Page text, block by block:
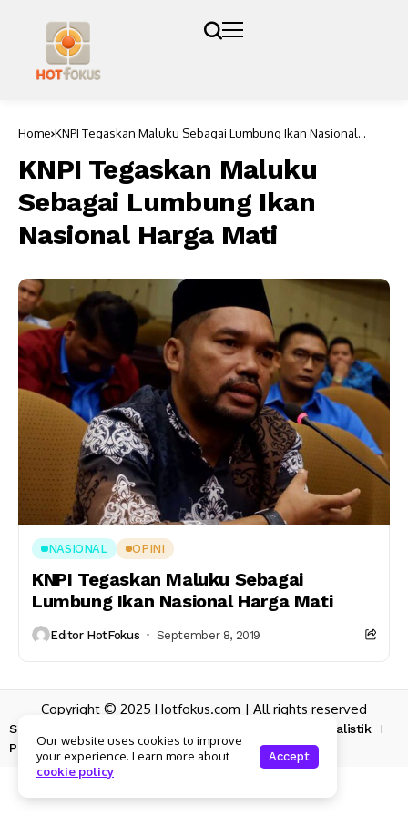
Home KNPI Tegaskan Maluku Sebagai Lumbung Ikan Nasional
KNPI Tegaskan Maluku
Sebagai Lumbung Ikan
Nasional Harga Mati
NASIONAL OPINI
KNPI Tegaskan Maluku Sebagai
Lumbung Ikan Nasional Harga Mati
Editor HotFokus September 8, 2019
Copyright © 2025 Hotfokus.com | All rights reserved
Sekilas HotFokus
Kode Etik Jurnalistik
Pedoman Pemberitaan Media Siber
Our website uses cookies to improve
your experience. Learn more about
cookie policy
Accept